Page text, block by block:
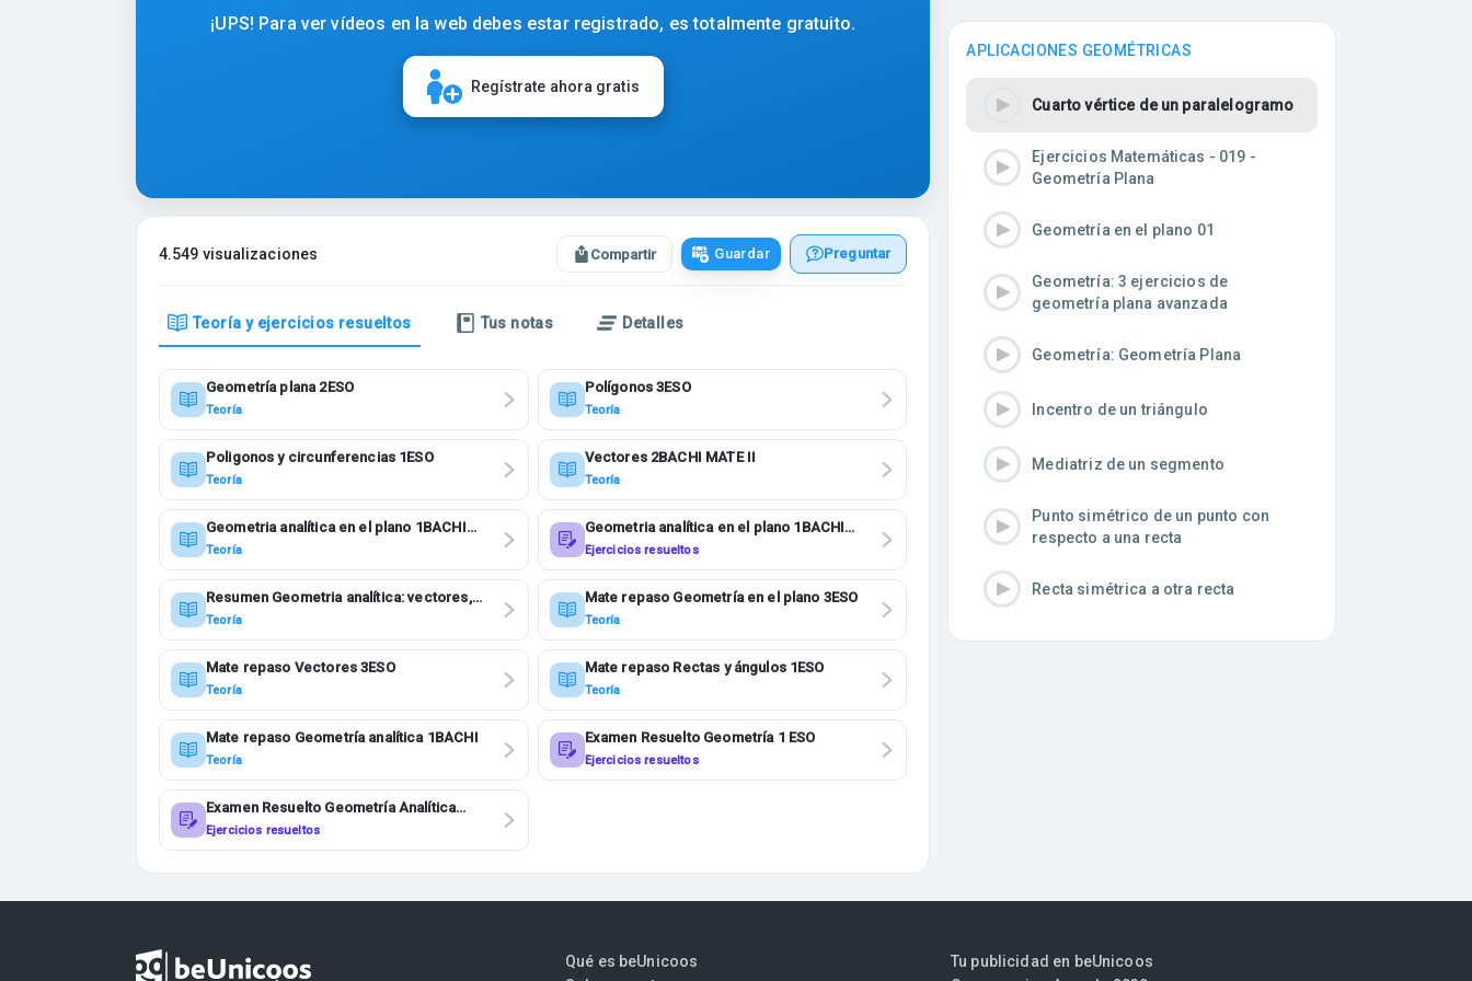
¡UPS! Para ver vídeos en la web debes estar registrado, es totalmente gratuito.
Regístrate ahora gratis
4.549 visualizaciones Compartir Guardar Preguntar
Teoría y ejercicios resueltos Tus notas Detalles
Geometría plana 2ESO
Teoría
Polígonos 3ESO
Teoría
Poligonos y circunferencias 1ESO
Teoría
Vectores 2BACHI MATE II
Teoría
Geometria analítica en el plano 1BACHI
MATE I
Teoría
Geometria analítica en el plano 1BACHI
MATE I
Ejercicios resueltos
Resumen Geometria analítica: vectores,
rectas y planos
Teoría
Mate repaso Geometría en el plano 3ESO
Teoría
Mate repaso Vectores 3ESO
Teoría
Mate repaso Rectas y ángulos 1ESO
Teoría
Mate repaso Geometría analítica 1BACHI
Teoría
Examen Resuelto Geometría 1 ESO
Ejercicios resueltos
Examen Resuelto Geometría Analítica
1BACHI MATE I
Ejercicios resueltos
APLICACIONES GEOMÉTRICAS
Cuarto vértice de un paralelogramo
Ejercicios Matemáticas - 019 -
Geometría Plana
Geometría en el plano 01
Geometría: 3 ejercicios de
geometría plana avanzada
Geometría: Geometría Plana
Incentro de un triángulo
Mediatriz de un segmento
Punto simétrico de un punto con
respecto a una recta
Recta simétrica a otra recta
Qué es beUnicoos
Tu publicidad en beUnicoos